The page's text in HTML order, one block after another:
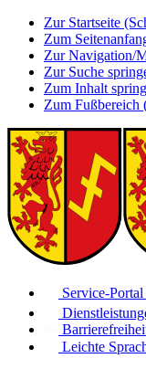
Zur Startseite
Zum
Zur Navigation/
Zur Suche
Zum Inhalt
Zum Fußbereich
Service-Portal
Leichte